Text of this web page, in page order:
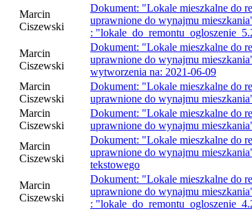
Marcin
Ciszewski
Dokument: "Lokale mieszkalne do
uprawnione do wynajmu
:
Marcin
Ciszewski
Dokument: "Lokale mieszkalne do
uprawnione do wynajmu
wytworzenia na: 2021-06-09
Marcin
Ciszewski
Dokument: "Lokale mieszkalne do
uprawnione do wynajmu
Marcin
Ciszewski
Dokument: "Lokale mieszkalne do
uprawnione do wynajmu
Marcin
Ciszewski
Dokument: "Lokale mieszkalne do
uprawnione do wynajmu
tekstowego
Marcin
Ciszewski
Dokument: "Lokale mieszkalne do
uprawnione do wynajmu
: